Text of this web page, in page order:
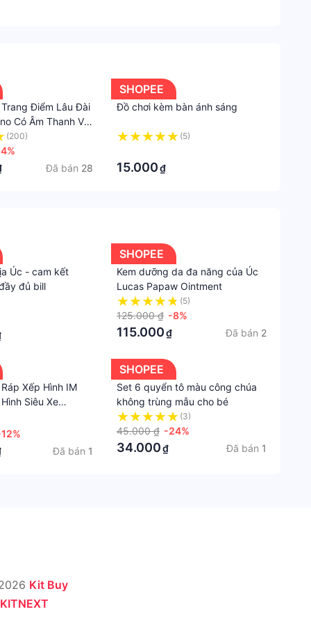
Điểm Lâu Đài
Có Âm Thanh Và
Bé
(200)
Đã bán 28
SHOPEE
Đồ chơi kèm bàn ánh sáng
(5)
15.000₫
Úc - cam kết
đủ bill
SHOPEE
Kem dưỡng da đa năng của Úc
Lucas Papaw Ointment
(5)
125.000 ₫ -8%
115.000₫ Đã bán 2
Xếp Hình IM
Siêu Xe
Khiển Từ Xa RC
Đã bán 1
SHOPEE
Set 6 quyển tô màu công chúa
không trùng mẫu cho bé
(3)
45.000 ₫ -24%
34.000₫ Đã bán 1
Kit Buy
KITNEXT